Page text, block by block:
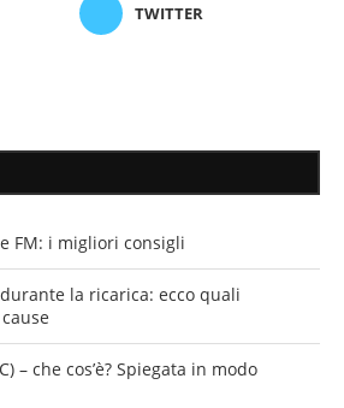
TWITTER
FM: i migliori consigli
la ricarica: ecco quali
– che cos’è? Spiegata in modo